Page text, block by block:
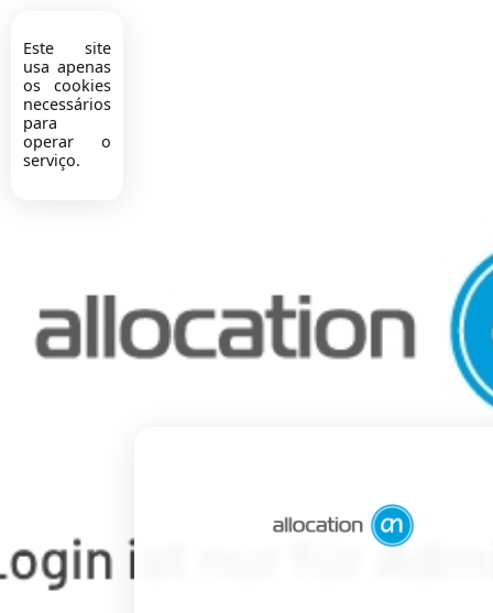
Este site
usa apenas
os cookies
necessários
para
operar o
serviço.